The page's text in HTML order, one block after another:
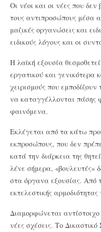
Οι νέοι και οι νέες που
τους αντιπροσώπους μέσα
μαζικές οργανώσεις και
ειδικούς λόγους και οι
Η λαϊκή εξουσία
εργατικού και γενικότερα
χειρισμούς που
να καταγγέλλονται πάσης
φαινόμενα.
Εκλέγεται από τα κάτω
εκπροσώπους, που δεν
κατά την διάρκεια της
λένε σήμερα, «βουλευτές»
στα όργανα εξουσίας. Από
εκτελεστικής
Διαμορφώνεται αντίστοιχο
νέες σχέσεις. Tο